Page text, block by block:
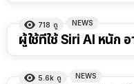
718 ดู NEWS
ผู้ใช้ที่ใช้ Siri AI หนัก
5.6k ดู NEWS